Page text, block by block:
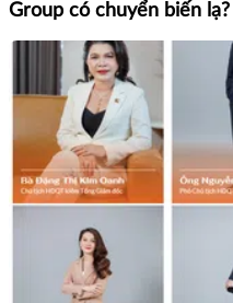
Group có chuyển biến lạ?